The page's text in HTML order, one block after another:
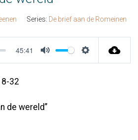
Series: De brief aan de Romeinen
45:41
Mute Settings
32
de wereld”